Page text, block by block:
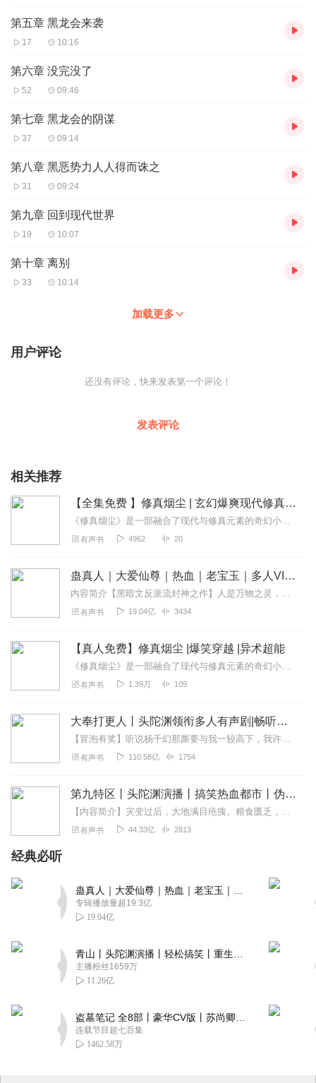
第五章 黑龙会来袭
17 10:16
第六章 没完没了
52 09:46
第七章 黑龙会的阴谋
37 09:14
第八章 黑恶势力人人得而诛之
31 09:24
第九章 回到现代世界
19 10:07
第十章 离别
33 10:14
加载更多
用户评论
还没有评论，快来发表第一个评论！
发表评论
相关推荐
【全集免费 】修真烟尘 | 玄幻爆爽现代修真 | 热血逆袭 | 异术超能 | 多人精品
《修真烟尘》是一部融合了现代与修真元素的奇幻小说。故事讲述了大学生夏宇天意外穿越到修真世界，被绑定进一个名为“修真系统”的神秘存在。在系统精灵的指引下，夏宇天开...
有声书 4962 20
蛊真人｜大爱仙尊｜热血｜老宝玉｜多人VIP免费有声剧
内容简介【黑暗文反派流封神之作】人是万物之灵，蛊是天地真精。一个穿越者不断重生的故事。一个养蛊、炼蛊、用蛊的奇特世界。配音组（男角色）老宝玉旁白...
有声书 19.04亿 3434
【真人免费】修真烟尘 |爆笑穿越 |异术超能
《修真烟尘》是一部融合了现代与修真元素的奇幻小说。故事讲述了大学生夏宇天意外穿越到修真世界，被绑定进一个名为“修真系统”的神秘存在。在系统精灵的指引下，夏宇天开...
有声书 1.39万 109
大奉打更人丨头陀渊领衔多人有声剧|畅听全集|王鹤棣、田曦薇主演影视剧原著|卖报小郎君
【冒泡有奖】听说杨千幻那厮要与我一较高下，我许七安要开始装叉了！快进入声音播放页戳下方输入框，冒个泡偷偷告诉我，我要用哪些诗词才能胜过他？说得好的，有赏！202...
有声书 110.58亿 1754
第九特区丨头陀渊演播丨搞笑热血都市丨伪戒丨VIP免费多人有声剧
【内容简介】灾变过后，大地满目疮痍。粮食匮乏，资源紧俏，局势混乱……一位从待规划区杀出来的青年，背对着漫天黄沙，孤身来到九区谋生，却不曾想偶然结识三五好友，一念...
有声书 44.33亿 2813
经典必听
专辑播放量超19.3亿
19.04亿
主播粉丝1659万
11.26亿
连载节目超七百集
1462.58万